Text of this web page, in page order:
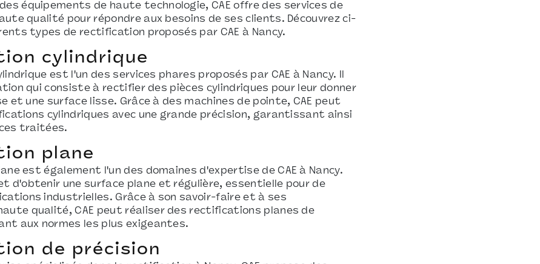
équipements de haute technologie, CAE offre des services de
qualité pour répondre aux besoins de ses clients. Découvrez ci-
types de rectification proposés par CAE à Nancy.
cylindrique
est l'un des services phares proposés par CAE à Nancy. Il
qui consiste à rectifier des pièces cylindriques pour leur donner
et une surface lisse. Grâce à des machines de pointe, CAE peut
cylindriques avec une grande précision, garantissant ainsi
traitées.
plane
est également l'un des domaines d'expertise de CAE à Nancy.
d'obtenir une surface plane et régulière, essentielle pour de
industrielles. Grâce à son savoir-faire et à ses
qualité, CAE peut réaliser des rectifications planes de
aux normes les plus exigeantes.
de précision